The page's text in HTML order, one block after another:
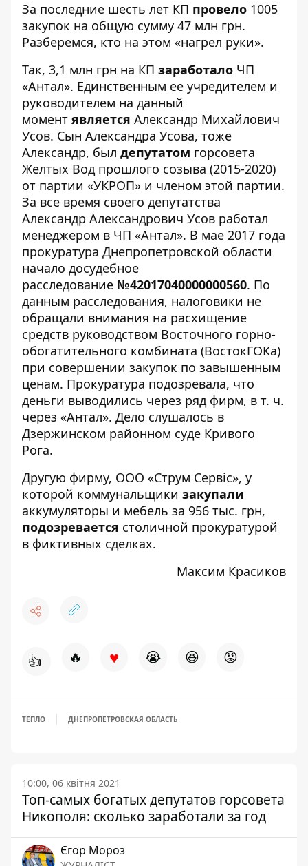
За последние шесть лет КП провело 1005
закупок на общую сумму 47 млн грн.
Разберемся, кто на этом «нагрел руки».
Так, 3,1 млн грн на КП заработало ЧП
«Антал». Единственным ее учредителем и
руководителем на данный
момент является Александр Михайлович
Усов. Сын Александра Усова, тоже
Александр, был депутатом горсовета
Желтых Вод прошлого созыва (2015-2020)
от партии «УКРОП» и членом этой партии.
За все время своего депутатства
Александр Александрович Усов работал
менеджером в ЧП «Антал». В мае 2017 года
прокуратура Днепропетровской области
начало досудебное
расследование №42017040000000560. По
данным расследования, налоговики не
обращали внимания на расхищение
средств руководством Восточного горно-
обогатительного комбината (ВостокГОКа)
при совершении закупок по завышенным
ценам. Прокуратура подозревала, что
деньги выводились через ряд фирм, в т. ч.
через «Антал». Дело слушалось в
Дзержинском районном суде Кривого
Рога.
Другую фирму, ООО «Струм Сервіс», у
которой коммунальщики закупали
аккумуляторы и мебель за 956 тыс. грн,
подозревается столичной прокуратурой
в фиктивных сделках.
Максим Красиков
👍 🔥 ♥ 😭 😆 😡
ТЕПЛО ДНЕПРОПЕТРОВСКАЯ ОБЛАСТЬ
10:00, 06 квітня 2021
Топ-самых богатых депутатов горсовета
Никополя: сколько заработали за год
Єгор Мороз